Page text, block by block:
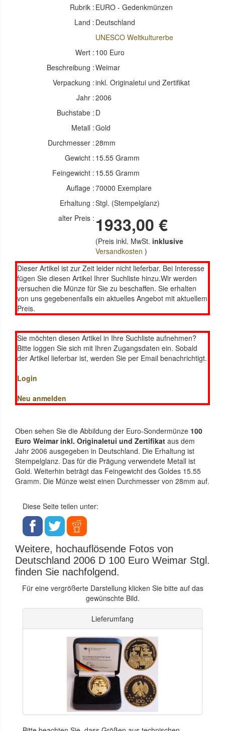
Rubrik : EURO - Gedenkmünzen
Land : Deutschland
UNESCO Weltkulturerbe
Wert : 100 Euro
Beschreibung :Weimar
Verpackung :inkl. Originaletui und Zertifikat
Jahr :2006
Buchstabe : D
Metall :Gold
Durchmesser :28mm
Gewicht : 15.55 Gramm
Feingewicht : 15.55 Gramm
Auflage :70000 Exemplare
Erhaltung :Stgl. (Stempelglanz)
alter Preis : 1933,00 €
(Preis inkl. MwSt. inklusive
Versandkosten )
Dieser Artikel ist zur Zeit leider nicht lieferbar. Bei Interesse
fügen Sie diesen Artikel Ihrer Suchliste hinzu.Wir werden
versuchen die Münze für Sie zu beschaffen. Sie erhalten
von uns gegebenenfalls ein aktuelles Angebot mit aktuellem
Preis.
Sie möchten diesen Artikel in Ihre Suchliste aufnehmen?
Bitte loggen Sie sich mit Ihren Zugangsdaten ein. Sobald
der Artikel lieferbar ist, werden Sie per Email benachrichtigt.
Login
Neu anmelden
Oben sehen Sie die Abbildung der Euro-Sondermünze 100
Euro Weimar inkl. Originaletui und Zertifikat aus dem
Jahr 2006 ausgegeben in Deutschland. Die Erhaltung ist
Stempelglanz. Das für die Prägung verwendete Metall ist
Gold. Weiterhin beträgt das Feingewicht des Goldes 15.55
Gramm. Die Münze weist einen Durchmesser von 28mm auf.
Diese Seite teilen unter:
Weitere, hochauflösende Fotos von
Deutschland 2006 D 100 Euro Weimar Stgl.
finden Sie nachfolgend.
Für eine vergrößerte Darstellung klicken Sie bitte auf das
gewünschte Bild.
Lieferumfang